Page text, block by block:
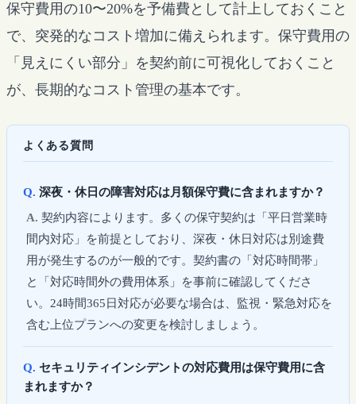
保守費用の10〜20%を予備費として計上しておくこと
で、突発的なコスト増加に備えられます。保守費用の
「見えにくい部分」を契約前に可視化しておくこと
が、長期的なコスト管理の基本です。
よくある質問
深夜・休日の障害対応は月額保守費に含まれますか？
契約内容によります。多くの保守契約は「平日営業時
間内対応」を前提としており、深夜・休日対応は別途費
用が発生するのが一般的です。契約書の「対応時間帯」
と「対応時間外の費用体系」を事前に確認してくださ
い。24時間365日対応が必要な場合は、監視・緊急対応を
含む上位プランへの変更を検討しましょう。
セキュリティインシデントの対応費用は保守費用に含
まれますか？